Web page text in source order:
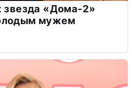
звезда «Дома-2»
мужем